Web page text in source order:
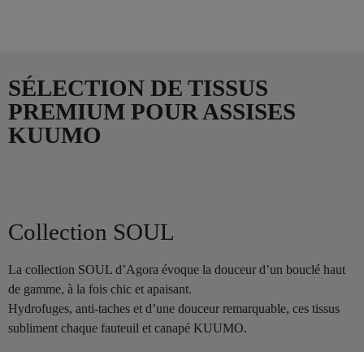
SÉLECTION DE TISSUS
PREMIUM POUR ASSISES
KUUMO
Collection SOUL
La collection SOUL d’Agora évoque la douceur d’un bouclé haut
de gamme, à la fois chic et apaisant.
Hydrofuges, anti-taches et d’une douceur remarquable, ces tissus
subliment chaque fauteuil et canapé KUUMO.